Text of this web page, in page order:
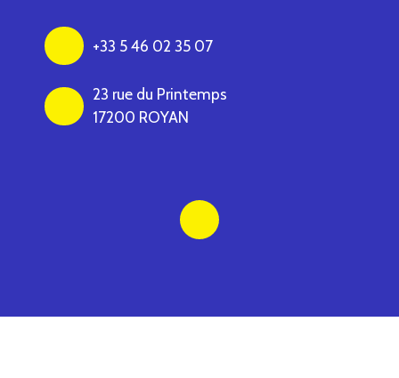
+33 5 46 02 35 07
23 rue du Printemps
17200 ROYAN